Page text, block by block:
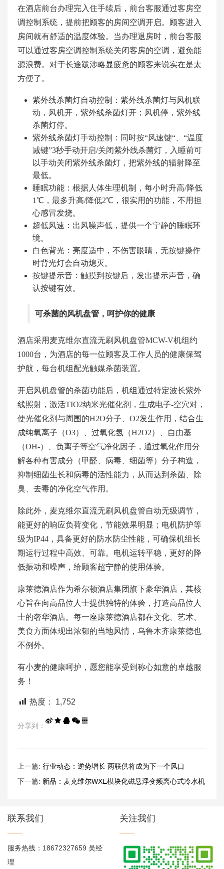
在酒店前台办理完入住手续后，前台客服通过客房空
调控制系统，提前把顾客的房间空调开启。顾客进入
房间就有舒适的温度体验。当办理退房时，前台客服
可以通过客房空调控制系统关闭客房的空调，避免能
源浪费。对于长途跋涉略显疲惫的顾客来说实在是太
方便了。
紫外线杀菌灯自动控制：紫外线杀菌灯与风机联
动，风机开，紫外线杀菌灯开；风机停，紫外线
杀菌灯停。
紫外线杀菌灯手动控制：同时按“风速键“、“温度
减键”3秒手动开启/关闭紫外线杀菌灯，入睡前可
以手动关闭紫外线杀菌灯，把紫外线的辐射降至
最低。
睡眠功能：根据人体生理机制，每小时升高/降低
1℃，最多升高/降低2℃，很实用的功能，不用担
心感冒发烧。
超低风速：出风噪声低，提供一个宁静的睡眠环
境。
白色背光：亮度适中，不伤害眼睛，无按键操作
时背光灯会自动熄灭。
按键提示音：触摸到按键后，发出提示声音，确
认按键有效。
可杀菌的风机盘管，呵护你的健康
酒店采用麦克维尔直流无刷风机盘管MCW-V机组约
1000台，为酒店的每一位顾客及工作人员的健康保驾
护航，每台机组配光触媒杀菌装置。
开启风机盘管的杀菌功能后，机组通过特定波长紫外
线照射，激活TIO2纳米光催化剂，生成电子-空穴对，
使光催化剂与周围的H2O分子、O2发生作用，结合生
成纯氧离子（O3）、过氧化氢（H2O2）、自由基
（OH-）、负离子等空气净化因子，通过氧化作用分
解各种有害成分（甲醛、病毒、细菌等）分子构造，
抑制细菌生长和病毒的活性能力，从而达到杀菌、除
臭、去毒的净化空气作用。
除此外，麦克维尔直流无刷风机盘管自动无级调节，
能更好的响应负荷变化，节能效果明显；电机防护等
级为IP44，具备更好的防水防尘性能，可确保机组长
期运行过程中高效、可靠。电机运转平稳，更好的降
低振动和噪声，给顾客超宁静的使用体验。
康莱德酒店作为希尔顿酒店集团旗下豪华酒店，其核
心旨在向高品位人士提供独特的体验，打造高品位人
士的奢华酒店。每一座康莱德酒店都在文化、艺术、
美食方面体现出浓郁的当地风情，乌鲁木齐康莱德也
不例外。
有小麦的健康呵护，愿您能享受到称心如意的卓越服
务！
热度： 1,752
分享到：
上一篇: 行业动态：逆势增长 两联供将成为下一个风口
下一篇: 新品：麦克维尔WXE模块化磁悬浮变频离心式冷水机
联系我们
服务热线：18672327659 吴经
理
关注我们